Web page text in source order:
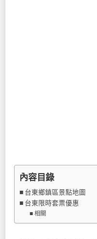
內容目錄
台東鄉鎮區景點地圖
台東限時套票優惠
相關